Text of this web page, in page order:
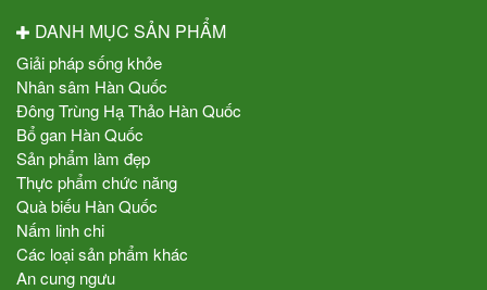
DANH MỤC SẢN PHẨM
Giải pháp sống khỏe
Nhân sâm Hàn Quốc
Đông Trùng Hạ Thảo Hàn Quốc
Bổ gan Hàn Quốc
Sản phẩm làm đẹp
Thực phẩm chức năng
Quà biếu Hàn Quốc
Nấm linh chi
Các loại sản phẩm khác
An cung ngưu